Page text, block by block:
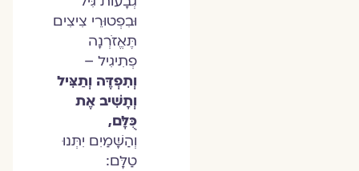
וּבִפְטוּרֵי צִיצִים
תֶּאֱזֹרְנָה
פְתִיגִיל –
וְתִפְדֶּה וְתַצִּיל
וְתָשִׁיב אֶת
כֻּלָּם,
וְהַשָּׁמַיִם יִתְּנוּ
טַלָּם: